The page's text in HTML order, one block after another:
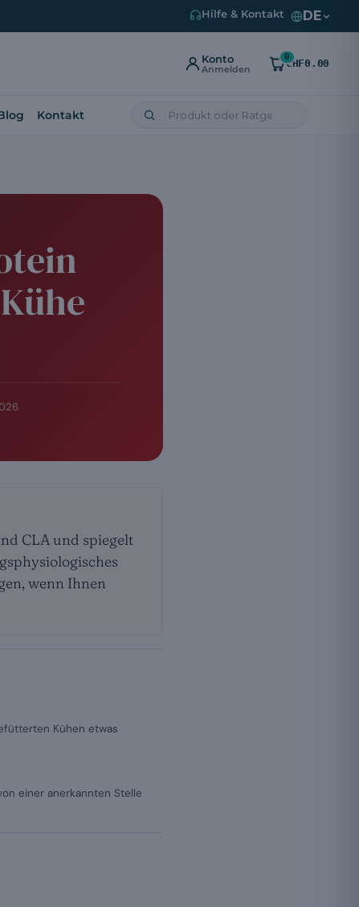
Hilfe & Kontakt DE
Konto
Anmelden
0
CHF0.00
Kontakt
CLA und spiegelt
wenn Ihnen
Kühen etwas
einer anerkannten Stelle